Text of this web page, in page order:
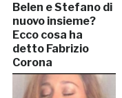
Belen e Stefano di
nuovo insieme?
Ecco cosa ha
detto Fabrizio
Corona